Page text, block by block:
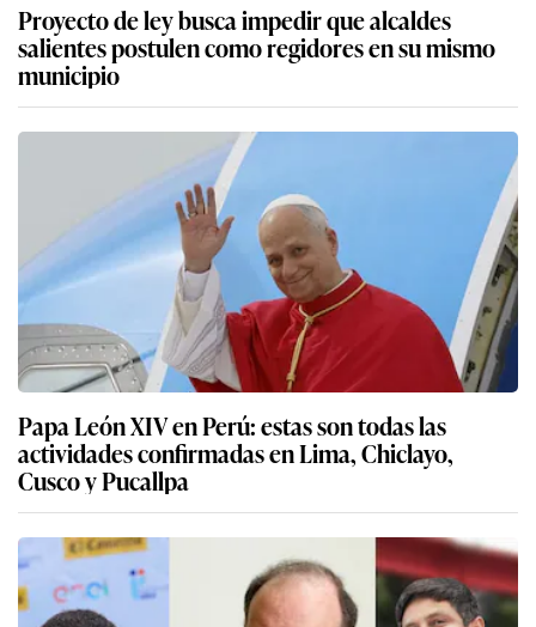
Proyecto de ley busca impedir que alcaldes
salientes postulen como regidores en su mismo
municipio
Papa León XIV en Perú: estas son todas las
actividades confirmadas en Lima, Chiclayo,
Cusco y Pucallpa